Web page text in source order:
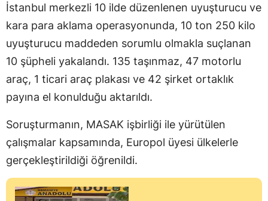
İstanbul merkezli 10 ilde düzenlenen uyuşturucu ve
kara para aklama operasyonunda, 10 ton 250 kilo
uyuşturucu maddeden sorumlu olmakla suçlanan
10 şüpheli yakalandı. 135 taşınmaz, 47 motorlu
araç, 1 ticari araç plakası ve 42 şirket ortaklık
payına el konulduğu aktarıldı.
Soruşturmanın, MASAK işbirliği ile yürütülen
çalışmalar kapsamında, Europol üyesi ülkelerle
gerçekleştirildiği öğrenildi.